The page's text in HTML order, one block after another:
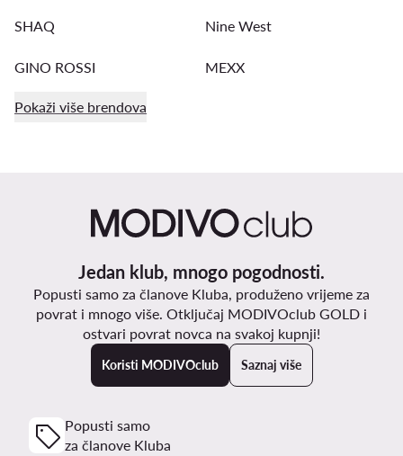
SHAQ Nine West
GINO ROSSI MEXX
Pokaži više brendova
Jedan klub, mnogo pogodnosti.
Popusti samo za članove Kluba, produženo vrijeme za
povrat i mnogo više. Otključaj MODIVOclub GOLD i
ostvari povrat novca na svakoj kupnji!
Koristi MODIVOclub Saznaj više
Popusti samo
za članove Kluba